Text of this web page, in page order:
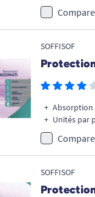
SOFFISOF
Absorption
Unités par
SOFFISOF